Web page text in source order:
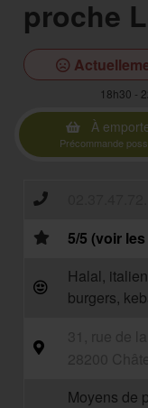
proche
18h30 -
À
Précommande
5/5 (voir
Halal,
burgers,
Moyens de